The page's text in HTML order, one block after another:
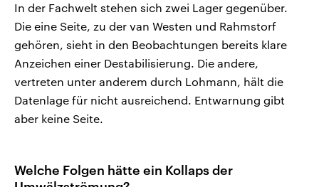
In der Fachwelt stehen sich zwei Lager gegenüber.
Die eine Seite, zu der van Westen und Rahmstorf
gehören, sieht in den Beobachtungen bereits klare
Anzeichen einer Destabilisierung. Die andere,
vertreten unter anderem durch Lohmann, hält die
Datenlage für nicht ausreichend. Entwarnung gibt
aber keine Seite.
Welche Folgen hätte ein Kollaps der